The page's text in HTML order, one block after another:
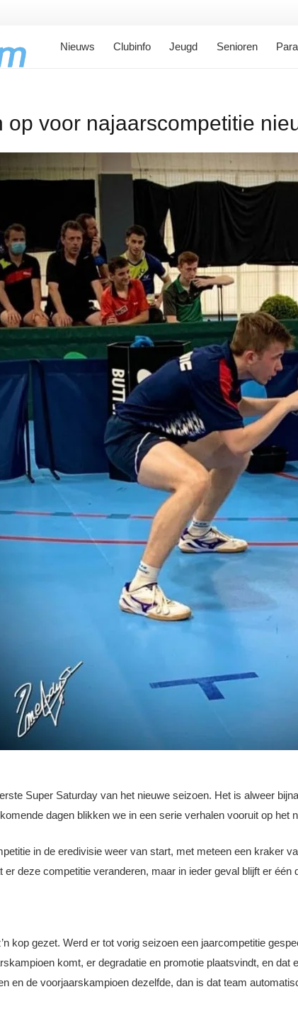
Nieuws Clubinfo Jeugd Senioren
op voor najaarscompetitie
Super Saturday van het nieuwe seizoen. Het is alweer
dagen blikken we in een serie verhalen vooruit op het
in de eredivisie weer van start, met meteen een kraker
deze competitie veranderen, maar in ieder geval blijft er
kop gezet. Werd er tot vorig seizoen een jaarcompetitie
komt, er degradatie en promotie plaatsvindt, en
en de voorjaarskampioen dezelfde, dan is dat team